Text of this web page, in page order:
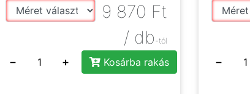
9 870 Ft
/ db -tól
− + Kosárba rakás −